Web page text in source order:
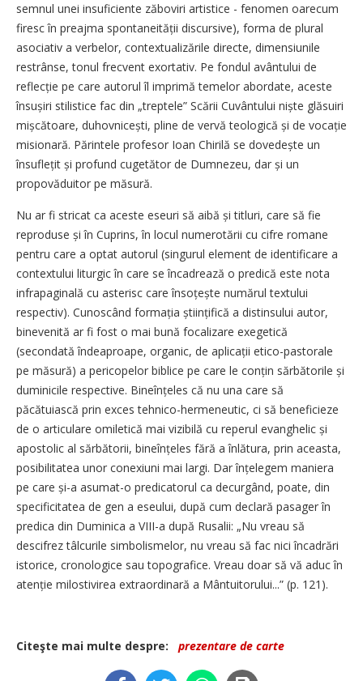
semnul unei insuficiente zăboviri artistice - fenomen oarecum
firesc în preajma spontaneității discursive), forma de plural
asociativ a verbelor, contextualizările directe, dimensiunile
restrânse, tonul frecvent exortativ. Pe fondul avântului de
reflecție pe care autorul îl imprimă temelor abordate, aceste
însușiri stilistice fac din „treptele” Scării Cuvântului niște glăsuiri
mișcătoare, duhovnicești, pline de vervă teologică și de vocație
misionară. Părintele profesor Ioan Chirilă se dovedește un
însuflețit și profund cugetător de Dumnezeu, dar și un
propovăduitor pe măsură.
Nu ar fi stricat ca aceste eseuri să aibă și titluri, care să fie
reproduse și în Cuprins, în locul numerotării cu cifre romane
pentru care a optat autorul (singurul element de identificare a
contextului liturgic în care se încadrează o predică este nota
infrapaginală cu asterisc care însoțește numărul textului
respectiv). Cunoscând formația știin­țifică a distinsului autor,
binevenită ar fi fost o mai bună focalizare exegetică
(secondată îndeaproape, organic, de aplicații etico-pastorale
pe măsură) a pericopelor biblice pe care le conțin sărbătorile și
duminicile respective. Bineînțeles că nu una care să
păcătuiască prin exces tehnico-hermeneutic, ci să beneficieze
de o articulare omiletică mai vizibilă cu reperul evanghelic și
apostolic al sărbătorii, bineînțeles fără a înlătura, prin aceasta,
posibilitatea unor conexiuni mai largi. Dar înțelegem maniera
pe care și-a asumat-o predicatorul ca decurgând, poate, din
specificitatea de gen a eseului, după cum declară pasager în
predica din Duminica a VIII-a după Rusalii: „Nu vreau să
descifrez tâlcurile simbolismelor, nu vreau să fac nici încadrări
istorice, cronologice sau topografice. Vreau doar să vă aduc în
atenție milostivirea extraordinară a Mântuitorului...” (p. 121).
Citeşte mai multe despre: prezentare de carte